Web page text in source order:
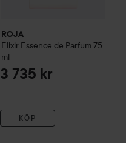
ROJA
Elixir Essence de Parfum75
ml
3 735 kr
KÖP